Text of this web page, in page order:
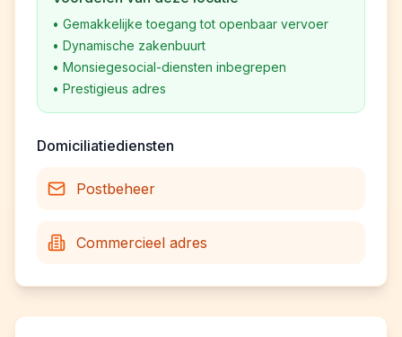
• Gemakkelijke toegang tot openbaar vervoer
• Dynamische zakenbuurt
• Monsiegesocial-diensten inbegrepen
• Prestigieus adres
Domiciliatiediensten
Postbeheer
Commercieel adres